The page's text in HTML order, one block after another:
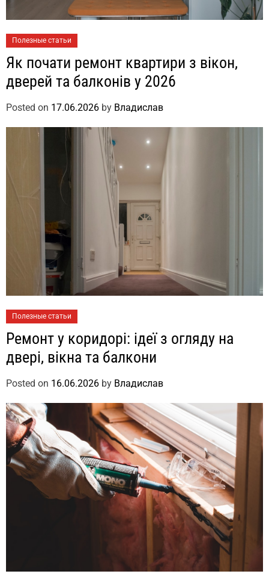
Полезные статьи
Як почати ремонт квартири з вікон,
дверей та балконів у 2026
Posted on 17.06.2026 by Владислав
Полезные статьи
Ремонт у коридорі: ідеї з огляду на
двері, вікна та балкони
Posted on 16.06.2026 by Владислав